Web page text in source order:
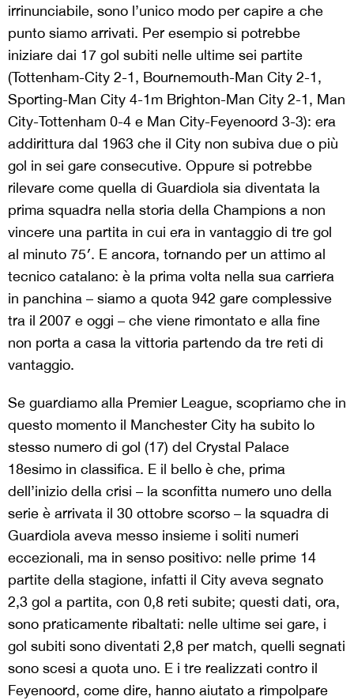
irrinunciabile, sono l’unico modo per capire a che
punto siamo arrivati. Per esempio si potrebbe
iniziare dai 17 gol subiti nelle ultime sei partite
(Tottenham-City 2-1, Bournemouth-Man City 2-1,
Sporting-Man City 4-1m Brighton-Man City 2-1, Man
City-Tottenham 0-4 e Man City-Feyenoord 3-3): era
addirittura dal 1963 che il City non subiva due o più
gol in sei gare consecutive. Oppure si potrebbe
rilevare come quella di Guardiola sia diventata la
prima squadra nella storia della Champions a non
vincere una partita in cui era in vantaggio di tre gol
al minuto 75′. E ancora, tornando per un attimo al
tecnico catalano: è la prima volta nella sua carriera
in panchina – siamo a quota 942 gare complessive
tra il 2007 e oggi – che viene rimontato e alla fine
non porta a casa la vittoria partendo da tre reti di
vantaggio.
Se guardiamo alla Premier League, scopriamo che in
questo momento il Manchester City ha subito lo
stesso numero di gol (17) del Crystal Palace
18esimo in classifica. E il bello è che, prima
dell’inizio della crisi – la sconfitta numero uno della
serie è arrivata il 30 ottobre scorso – la squadra di
Guardiola aveva messo insieme i soliti numeri
eccezionali, ma in senso positivo: nelle prime 14
partite della stagione, infatti il City aveva segnato
2,3 gol a partita, con 0,8 reti subite; questi dati, ora,
sono praticamente ribaltati: nelle ultime sei gare, i
gol subiti sono diventati 2,8 per match, quelli segnati
sono scesi a quota uno. E i tre realizzati contro il
Feyenoord, come dire, hanno aiutato a rimpolpare